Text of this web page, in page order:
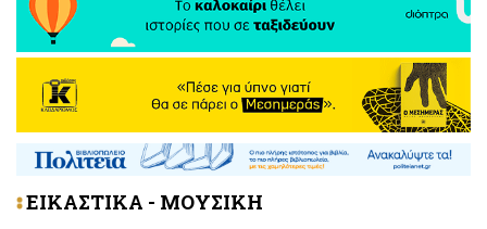
ΕΙΚΑΣΤΙΚΑ - ΜΟΥΣΙΚΗ